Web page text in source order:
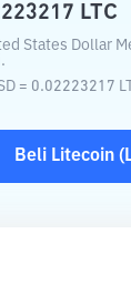
LTC
States Dollar
= 0.02223217
Beli Litecoin (